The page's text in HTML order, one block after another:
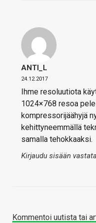
ANTI_L
24.12.2017
Ihme resoluutiota
1024×768 resoa
kompressorijäähyjä
kehittyneemmällä
samalla tehokkaaksi.
Kirjaudu sisään
Kommentoi uutista tai